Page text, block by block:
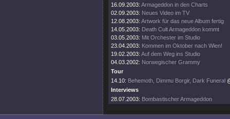
16.09.2003: Armageddon in den Charts
02.09.2003: Neues Video im TV
12.08.2003: Artwork für das neue Album fertig
14.05.2003: Death Cult Armageddon kommt
03.05.2003: Mit Orchester im Studio
23.04.2003: Kommen im Oktober nach Wien!
19.02.2003: Auf dem Weg ins Studio
04.03.2002: Norwegischer Grammy
Tour
14.10: Behemoth, Dimmu Borgir, Dark Funeral
Interviews
28.07.2003: Bombastischer Armageddon